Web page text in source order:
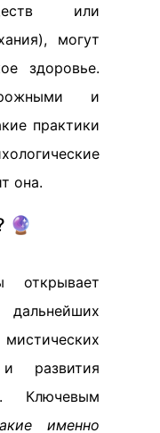
или
могут
здоровье.
и
практики
она.
🔮
открывает
мистических
развития
Ключевым
именно